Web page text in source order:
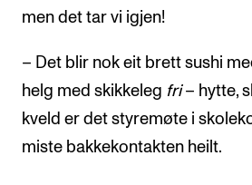
men det tar vi igjen!
– Det blir nok eit brett sushi
helg med skikkeleg fri– hytte,
kveld er det styremøte i
miste bakkekontakten heilt.